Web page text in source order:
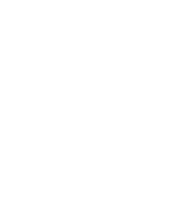
и похудения,